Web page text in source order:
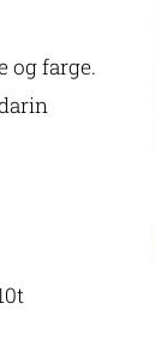
og farge.